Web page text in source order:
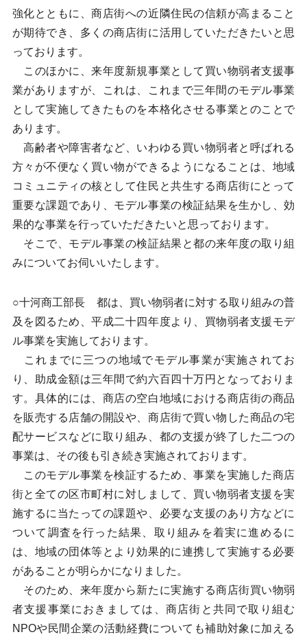
強化とともに、商店街への近隣住民の信頼が高まること
が期待でき、多くの商店街に活用していただきたいと思
っております。
このほかに、来年度新規事業として買い物弱者支援事
業がありますが、これは、これまで三年間のモデル事業
として実施してきたものを本格化させる事業とのことで
あります。
高齢者や障害者など、いわゆる買い物弱者と呼ばれる
方々が不便なく買い物ができるようになることは、地域
コミュニティの核として住民と共生する商店街にとって
重要な課題であり、モデル事業の検証結果を生かし、効
果的な事業を行っていただきたいと思っております。
そこで、モデル事業の検証結果と都の来年度の取り組
みについてお伺いいたします。
○十河商工部長 都は、買い物弱者に対する取り組みの普
及を図るため、平成二十四年度より、買物弱者支援モデ
ル事業を実施しております。
これまでに三つの地域でモデル事業が実施されてお
り、助成金額は三年間で約六百四十万円となっておりま
す。具体的には、商店の空白地域における商店街の商品
を販売する店舗の開設や、商店街で買い物した商品の宅
配サービスなどに取り組み、都の支援が終了した二つの
事業は、その後も引き続き実施されております。
このモデル事業を検証するため、事業を実施した商店
街と全ての区市町村に対しまして、買い物弱者支援を実
施するに当たっての課題や、必要な支援のあり方などに
ついて調査を行った結果、取り組みを着実に進めるに
は、地域の団体等とより効果的に連携して実施する必要
があることが明らかになりました。
そのため、来年度から新たに実施する商店街買い物弱
者支援事業におきましては、商店街と共同で取り組む
NPOや民間企業の活動経費についても補助対象に加える